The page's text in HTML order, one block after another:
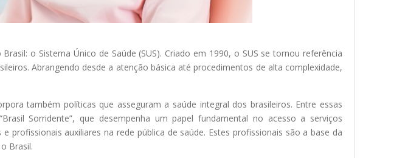
o Sistema Único de Saúde (SUS). Criado em 1990, o SUS se tornou referência
Abrangendo desde a atenção básica até procedimentos de alta complexidade,
também políticas que asseguram a saúde integral dos brasileiros. Entre essas
Sorridente”, que desempenha um papel fundamental no acesso a serviços
auxiliares na rede pública de saúde. Estes profissionais são a base da
Brasil.